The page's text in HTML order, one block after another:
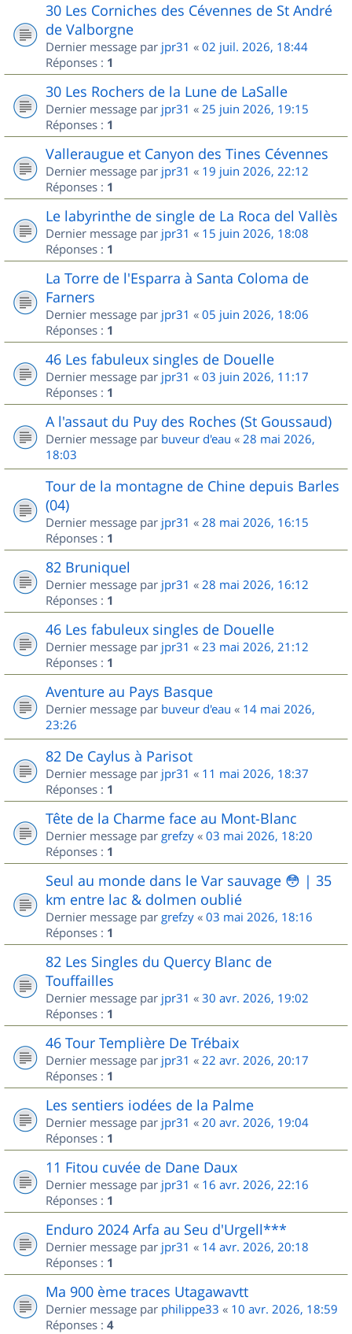
30 Les Corniches des Cévennes de St André
de Valborgne
Dernier message par jpr31 « 02 juil. 2026, 18:44
Réponses : 1
30 Les Rochers de la Lune de LaSalle
Dernier message par jpr31 « 25 juin 2026, 19:15
Réponses : 1
Valleraugue et Canyon des Tines Cévennes
Dernier message par jpr31 « 19 juin 2026, 22:12
Réponses : 1
Le labyrinthe de single de La Roca del Vallès
Dernier message par jpr31 « 15 juin 2026, 18:08
Réponses : 1
La Torre de l'Esparra à Santa Coloma de
Farners
Dernier message par jpr31 « 05 juin 2026, 18:06
Réponses : 1
46 Les fabuleux singles de Douelle
Dernier message par jpr31 « 03 juin 2026, 11:17
Réponses : 1
A l'assaut du Puy des Roches (St Goussaud)
Dernier message par buveur d'eau « 28 mai 2026,
18:03
Tour de la montagne de Chine depuis Barles
(04)
Dernier message par jpr31 « 28 mai 2026, 16:15
Réponses : 1
82 Bruniquel
Dernier message par jpr31 « 28 mai 2026, 16:12
Réponses : 1
46 Les fabuleux singles de Douelle
Dernier message par jpr31 « 23 mai 2026, 21:12
Réponses : 1
Aventure au Pays Basque
Dernier message par buveur d'eau « 14 mai 2026,
23:26
82 De Caylus à Parisot
Dernier message par jpr31 « 11 mai 2026, 18:37
Réponses : 1
Tête de la Charme face au Mont-Blanc
Dernier message par grefzy « 03 mai 2026, 18:20
Réponses : 1
Seul au monde dans le Var sauvage 😳 | 35
km entre lac & dolmen oublié
Dernier message par grefzy « 03 mai 2026, 18:16
Réponses : 1
82 Les Singles du Quercy Blanc de
Touffailles
Dernier message par jpr31 « 30 avr. 2026, 19:02
Réponses : 1
46 Tour Templière De Trébaix
Dernier message par jpr31 « 22 avr. 2026, 20:17
Réponses : 1
Les sentiers iodées de la Palme
Dernier message par jpr31 « 20 avr. 2026, 19:04
Réponses : 1
11 Fitou cuvée de Dane Daux
Dernier message par jpr31 « 16 avr. 2026, 22:16
Réponses : 1
Enduro 2024 Arfa au Seu d'Urgell***
Dernier message par jpr31 « 14 avr. 2026, 20:18
Réponses : 1
Ma 900 ème traces Utagawavtt
Dernier message par philippe33 « 10 avr. 2026, 18:59
Réponses : 4